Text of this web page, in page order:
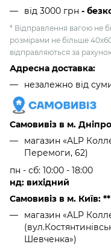
від 3000 грн -
* Відправлення вагою не
розмірами не більше
відправляються за
Адресна доставка:
незалежно від
Самовивіз в м.
магазин «ALP
Перемоги, 62)
пн - сб: 10:00 - 18:00
нд: вихідний
Самовивіз в м. Київ: **
магазин «ALP
Шевченка»)